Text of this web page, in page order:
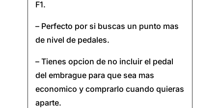
F1.
– Perfecto por si buscas un punto mas
de nivel de pedales.
– Tienes opcion de no incluir el pedal
del embrague para que sea mas
economico y comprarlo cuando quieras
aparte.